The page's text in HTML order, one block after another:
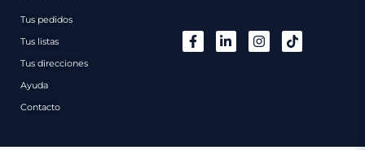
Tus pedidos
Tus listas
Tus direcciones
Ayuda
Contacto